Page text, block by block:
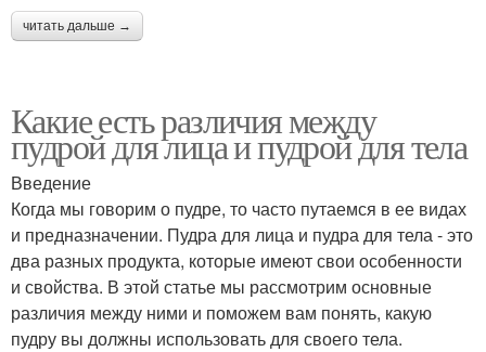
читать дальше →
Какие есть различия между
пудрой для лица и пудрой для тела
Введение
Когда мы говорим о пудре, то часто путаемся в ее видах
и предназначении. Пудра для лица и пудра для тела - это
два разных продукта, которые имеют свои особенности
и свойства. В этой статье мы рассмотрим основные
различия между ними и поможем вам понять, какую
пудру вы должны использовать для своего тела.